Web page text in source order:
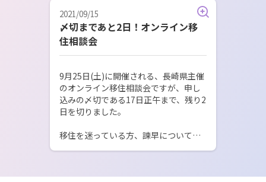
2021/09/15
〆切まであと2日！オンライン移
住相談会
9月25日(土)に開催される、長崎県主催
のオンライン移住相談会ですが、申し
込みの〆切である17日正午まで、残り2
日を切りました。
移住を迷っている方、諫早について知